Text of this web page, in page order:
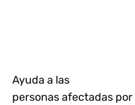
Ayuda a las
personas afectadas